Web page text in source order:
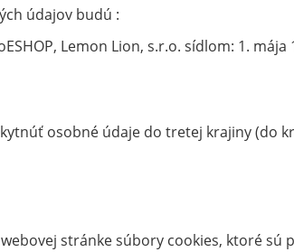
údajov budú :
Lemon Lion, s.r.o. sídlom: 1. mája
osobné údaje do tretej krajiny (do
stránke súbory cookies, ktoré sú